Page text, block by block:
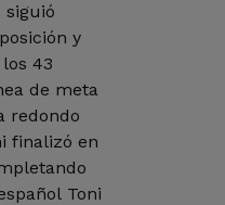
siguió
y
43
de meta
redondo
finalizó en
Toni